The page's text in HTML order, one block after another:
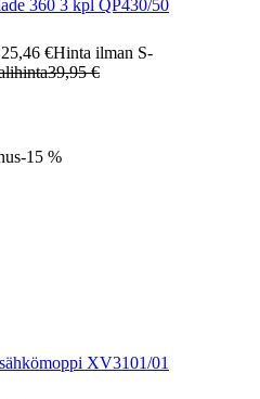
360 3 kpl QP430/50
25,46 €Hinta ilman S-
39,95 €
-15 %
XV3101/01